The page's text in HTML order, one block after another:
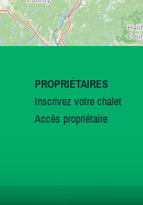
PROPRIÉTAIRES
Inscrivez votre chalet
Accès propriétaire